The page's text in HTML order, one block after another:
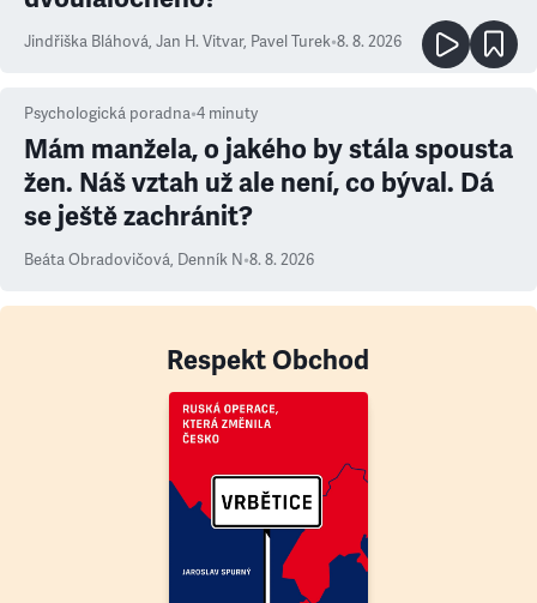
Jindřiška Bláhová, Jan H. Vitvar, Pavel Turek•8. 8. 2026
Psychologická poradna•4 minuty
Mám manžela, o jakého by stála spousta
žen. Náš vztah už ale není, co býval. Dá
se ještě zachránit?
Beáta Obradovičová, Denník N•8. 8. 2026
Respekt Obchod